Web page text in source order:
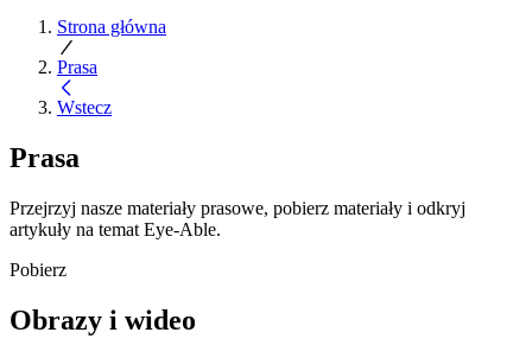
Strona główna
Prasa
Wstecz
Prasa
Przejrzyj nasze materiały prasowe, pobierz materiały i odkryj
artykuły na temat Eye-Able.
Pobierz
Obrazy i wideo